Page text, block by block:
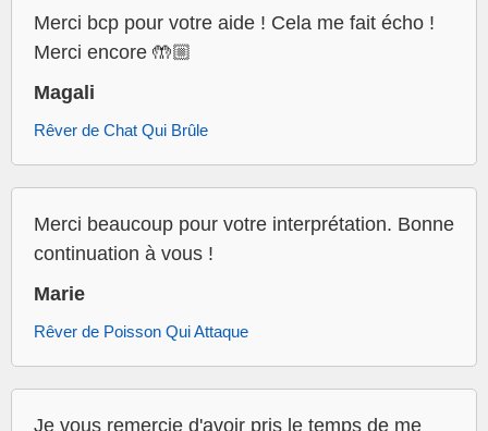
Merci bcp pour votre aide ! Cela me fait écho !
Merci encore 🤲🏼
Magali
Rêver de Chat Qui Brûle
Merci beaucoup pour votre interprétation. Bonne
continuation à vous !
Marie
Rêver de Poisson Qui Attaque
Je vous remercie d'avoir pris le temps de me